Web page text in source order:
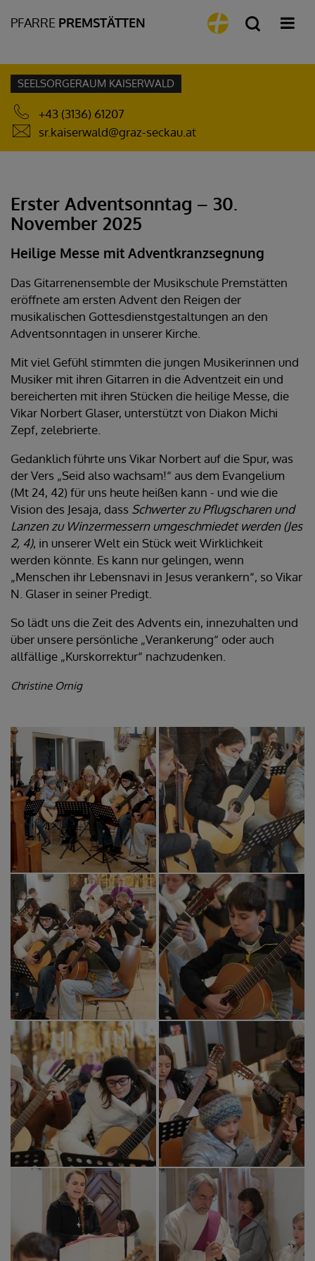
PFARRE PREMSTÄTTEN
SEELSORGERAUM KAISERWALD
+43 (3136) 61207
sr.kaiserwald@graz-seckau.at
Erster Adventsonntag – 30.
November 2025
Heilige Messe mit Adventkranzsegnung
Das Gitarrenensemble der Musikschule Premstätten
eröffnete am ersten Advent den Reigen der
musikalischen Gottesdienstgestaltungen an den
Adventsonntagen in unserer Kirche.
Mit viel Gefühl stimmten die jungen Musikerinnen und
Musiker mit ihren Gitarren in die Adventzeit ein und
bereicherten mit ihren Stücken die heilige Messe, die
Vikar Norbert Glaser, unterstützt von Diakon Michi
Zepf, zelebrierte.
Gedanklich führte uns Vikar Norbert auf die Spur, was
der Vers „Seid also wachsam!“ aus dem Evangelium
(Mt 24, 42) für uns heute heißen kann - und wie die
Vision des Jesaja, dass Schwerter zu Pflugscharen und
Lanzen zu Winzermessern umgeschmiedet werden (Jes
2, 4), in unserer Welt ein Stück weit Wirklichkeit
werden könnte. Es kann nur gelingen, wenn
„Menschen ihr Lebensnavi in Jesus verankern“, so Vikar
N. Glaser in seiner Predigt.
So lädt uns die Zeit des Advents ein, innezuhalten und
über unsere persönliche „Verankerung“ oder auch
allfällige „Kurskorrektur“ nachzudenken.
Christine Ornig